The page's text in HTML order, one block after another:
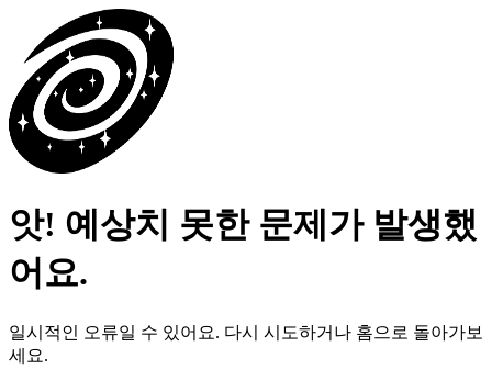
앗! 예상치 못한 문제가 발생했
어요.
일시적인 오류일 수 있어요. 다시 시도하거나 홈으로 돌아가보
세요.